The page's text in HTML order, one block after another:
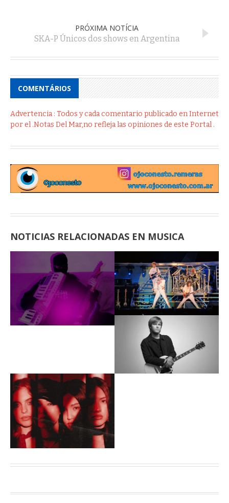
PRÓXIMA NOTÍCIA
SKA-P Únicos dos shows en Argentina
COMENTÁRIOS
Advertencia : Todos y cada comentario publicado en Internet
por el .Notas Del Mar,no refleja las opiniones de este Portal .
NOTICIAS RELACIONADAS EN MUSICA